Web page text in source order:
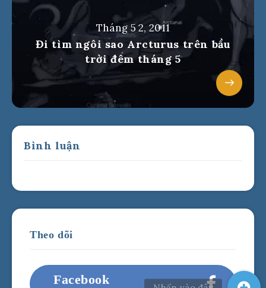
Tháng 5 2, 2011
Đi tìm ngôi sao Arcturus trên bầu
trời đêm tháng 5
Bình luận
Theo dõi
Facebook